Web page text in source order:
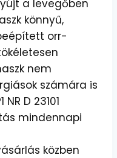
a levegőben
könnyű,
orr-
nem
számára is
NR D 23101
mindennapi
közben